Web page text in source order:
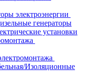
электроэнергии
генераторы
установки
Изоляционные